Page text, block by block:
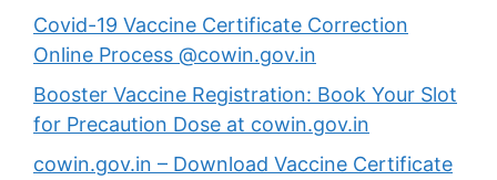
Covid-19 Vaccine Certificate Correction
Online Process @cowin.gov.in
Booster Vaccine Registration: Book Your Slot
for Precaution Dose at cowin.gov.in
cowin.gov.in – Download Vaccine Certificate